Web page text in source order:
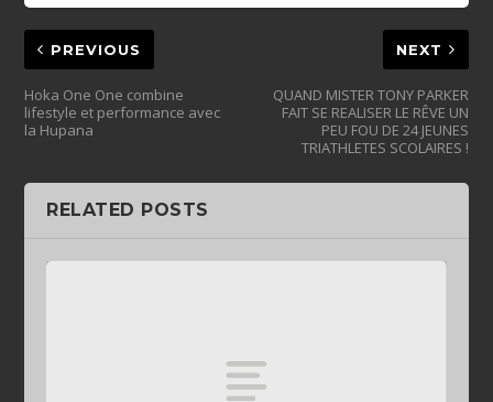
PREVIOUS
Hoka One One combine
lifestyle et performance avec
la Hupana
NEXT
QUAND MISTER TONY PARKER
FAIT SE REALISER LE RÊVE UN
PEU FOU DE 24 JEUNES
TRIATHLETES SCOLAIRES !
RELATED POSTS